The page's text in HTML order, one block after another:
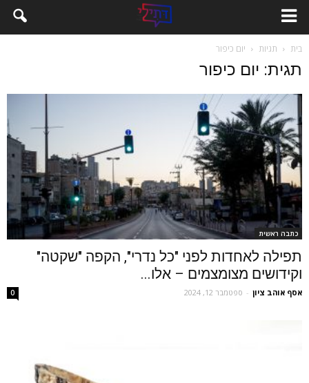
בית תגיות יום כיפור
תגית: יום כיפור
כתבה ראשית
תפילה לאחדות לפני "כל נדרי", הקפה "שקטה"
וקידושים מצומצמים – אלו...
אסף אוהב ציון - ספטמבר 12, 2024 0